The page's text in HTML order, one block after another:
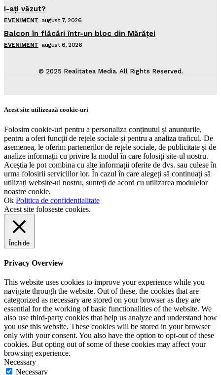
I-aţi văzut?
EVENIMENT august 7, 2026
Balcon în flăcări într-un bloc din Mărăţei
EVENIMENT august 6, 2026
© 2025 Realitatea Media. All Rights Reserved.
Acest site utilizează cookie-uri
Folosim cookie-uri pentru a personaliza conținutul și anunțurile,
pentru a oferi funcții de rețele sociale și pentru a analiza traficul. De
asemenea, le oferim partenerilor de rețele sociale, de publicitate și de
analize informații cu privire la modul în care folosiți site-ul nostru.
Aceștia le pot combina cu alte informații oferite de dvs. sau culese în
urma folosirii serviciilor lor. În cazul în care alegeți să continuați să
utilizați website-ul nostru, sunteți de acord cu utilizarea modulelor
noastre cookie.
Ok Politica de confidentialitate
Acest site foloseste cookies.
Închide
Privacy Overview
This website uses cookies to improve your experience while you
navigate through the website. Out of these, the cookies that are
categorized as necessary are stored on your browser as they are
essential for the working of basic functionalities of the website. We
also use third-party cookies that help us analyze and understand how
you use this website. These cookies will be stored in your browser
only with your consent. You also have the option to opt-out of these
cookies. But opting out of some of these cookies may affect your
browsing experience.
Necessary
Necessary